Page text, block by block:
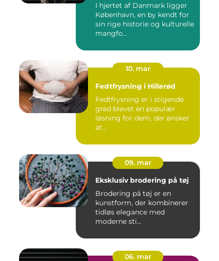
I hjertet af Danmark ligger
København, en by kendt for
sin rige historie og kulturelle
mangfo...
10. mar
Fedtfrysning i Hillerød
Fedtfrysning er i stigende
grad blevet en populær
løsning for dem, der ønsker
at...
09. mar
Eksklusiv brodering på tøj
Brodering på tøj er en
kunstform, der kombinerer
tidløs elegance med
moderne sti...
06. mar